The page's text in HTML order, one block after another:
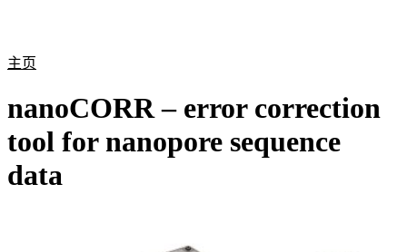
主页
nanoCORR – error correction
tool for nanopore sequence
data